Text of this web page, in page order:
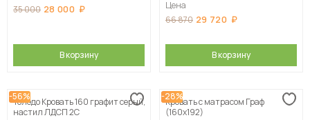
35 000 28 000
В корзину
Цена
66 870 29 720
В корзину
-56%
Толедо Кровать 160 графит серый,
настил ЛДСП 2С
-28%
Кровать с матрасом Граф
(160х192)